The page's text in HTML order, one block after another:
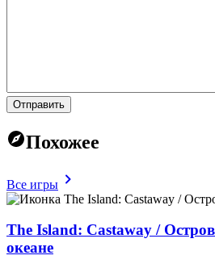
Отправить
Похожее
Все игры
The Island: Castaway /
океане